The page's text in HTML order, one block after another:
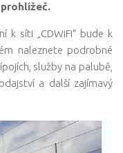
k síti „CDWiFi“ bude k
naleznete podrobné
služby na palubě,
a další zajímavý